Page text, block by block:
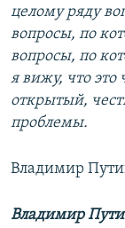
целому ряду
вопросы, по
вопросы, по
я вижу, что это
открытый,
проблемы.
Владимир
Владимир